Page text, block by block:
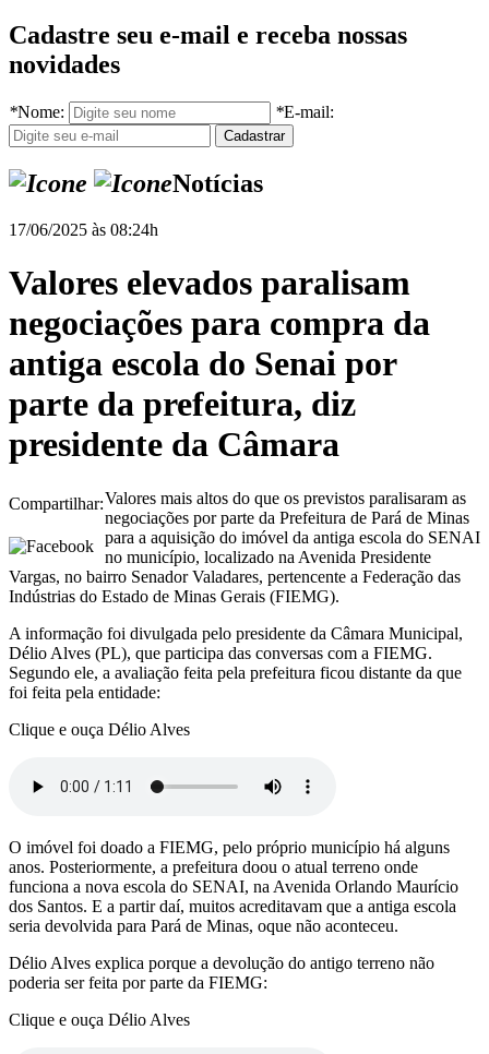
Cadastre seu e-mail e receba nossas
novidades
*Nome: *E-mail:
Notícias
17/06/2025 às 08:24h
Valores elevados paralisam
negociações para compra da
antiga escola do Senai por
parte da prefeitura, diz
presidente da Câmara
Compartilhar:Valores mais altos do que os previstos paralisaram as
negociações por parte da Prefeitura de Pará de Minas
para a aquisição do imóvel da antiga escola do SENAI
no município, localizado na Avenida Presidente
Vargas, no bairro Senador Valadares, pertencente a Federação das
Indústrias do Estado de Minas Gerais (FIEMG).
A informação foi divulgada pelo presidente da Câmara Municipal,
Délio Alves (PL), que participa das conversas com a FIEMG.
Segundo ele, a avaliação feita pela prefeitura ficou distante da que
foi feita pela entidade:
Clique e ouça Délio Alves
O imóvel foi doado a FIEMG, pelo próprio município há alguns
anos. Posteriormente, a prefeitura doou o atual terreno onde
funciona a nova escola do SENAI, na Avenida Orlando Maurício
dos Santos. E a partir daí, muitos acreditavam que a antiga escola
seria devolvida para Pará de Minas, oque não aconteceu.
Délio Alves explica porque a devolução do antigo terreno não
poderia ser feita por parte da FIEMG:
Clique e ouça Délio Alves